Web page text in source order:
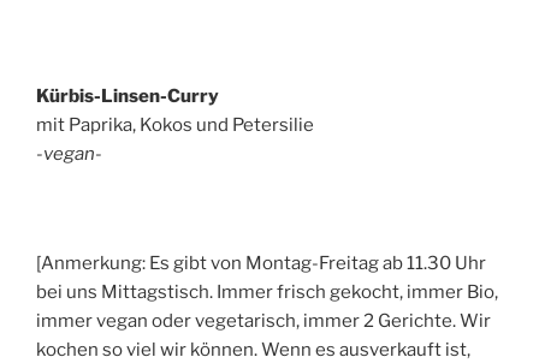
Kürbis-Linsen-Curry
mit Paprika, Kokos und Petersilie
-vegan-
[Anmerkung: Es gibt von Montag-Freitag ab 11.30 Uhr
bei uns Mittagstisch. Immer frisch gekocht, immer Bio,
immer vegan oder vegetarisch, immer 2 Gerichte. Wir
kochen so viel wir können. Wenn es ausverkauft ist,